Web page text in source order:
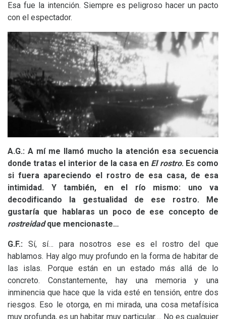
Esa fue la intención. Siempre es peligroso hacer un pacto
con el espectador.
A.G.: A mí me llamó mucho la atención esa secuencia
donde tratas el interior de la casa en El rostro. Es como
si fuera apareciendo el rostro de esa casa, de esa
intimidad. Y también, en el río mismo: uno va
decodificando la gestualidad de ese rostro. Me
gustaría que hablaras un poco de ese concepto de
rostreidadque mencionaste…
G.F.: Sí, sí… para nosotros ese es el rostro del que
hablamos. Hay algo muy profundo en la forma de habitar de
las islas. Porque están en un estado más allá de lo
concreto. Constantemente, hay una memoria y una
inminencia que hace que la vida esté en tensión, entre dos
riesgos. Eso le otorga, en mi mirada, una cosa metafísica
muy profunda, es un habitar muy particular…. No es cualquier